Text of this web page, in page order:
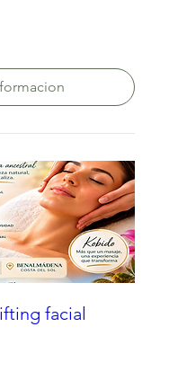
facial